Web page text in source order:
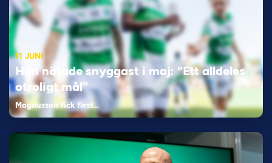
11 JUNI
Han nätade snyggast i maj: “Ett alldeles
otroligt mål”
Magnusson fick flest…